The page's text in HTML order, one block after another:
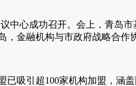
中心成功召开。会上，青岛
金融机构与市政府战略合作
已吸引超100家机构加盟，涵